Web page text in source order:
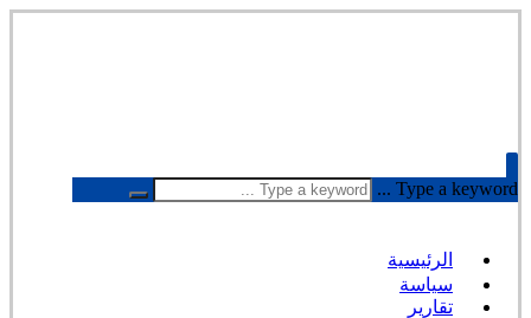
Type a keyword ...
الرئيسية
سياسة
تقارير